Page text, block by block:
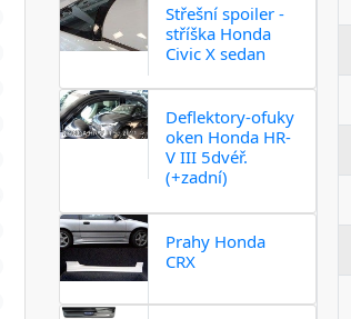
Střešní spoiler -
stříška Honda
Civic X sedan
Deflektory-ofuky
oken Honda HR-
V III 5dvéř.
(+zadní)
Prahy Honda
CRX